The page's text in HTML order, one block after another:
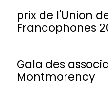
prix de l'Union
Francophones
Gala des
Montmorency